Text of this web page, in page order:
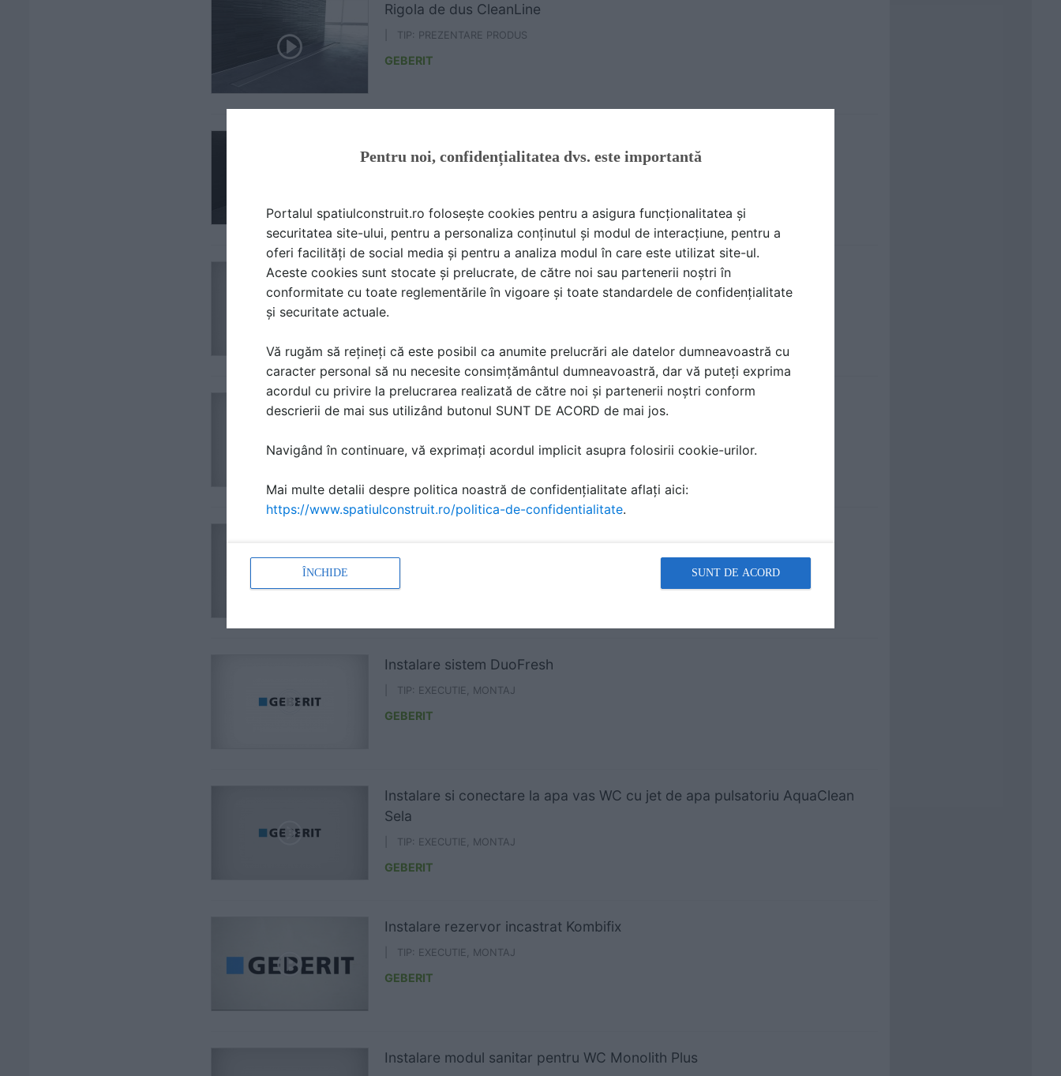
Rigola de dus CleanLine
| TIP: PREZENTARE PRODUS
GEBERIT
| TIP: EXECUTIE, MONTAJ
Instalare rezervor WC Duofix Omega H82
| TIP: EXECUTIE, MONTAJ
Vas WC cu jet de apa pulsatoriu AquaClean Sela
GEBERIT
| TIP: PREZENTARE PRODUS
GEBERIT
Instalare sistem DuoFresh
| TIP: EXECUTIE, MONTAJ
GEBERIT
Instalare si conectare la apa vas WC cu jet de apa pulsatoriu AquaClean
Sela
| TIP: EXECUTIE, MONTAJ
GEBERIT
Instalare rezervor incastrat Kombifix
| TIP: EXECUTIE, MONTAJ
GEBERIT
Instalare modul sanitar pentru WC Monolith Plus
Pentru noi, confidențialitatea dvs. este importantă
Portalul spatiulconstruit.ro folosește cookies pentru a asigura funcționalitatea și
securitatea site-ului, pentru a personaliza conținutul și modul de interacțiune, pentru a
oferi facilități de social media și pentru a analiza modul în care este utilizat site-ul.
Aceste cookies sunt stocate și prelucrate, de către noi sau partenerii noștri în
conformitate cu toate reglementările în vigoare și toate standardele de confidențialitate
și securitate actuale.
Vă rugăm să rețineți că este posibil ca anumite prelucrări ale datelor dumneavoastră cu
caracter personal să nu necesite consimțământul dumneavoastră, dar vă puteți exprima
acordul cu privire la prelucrarea realizată de către noi și partenerii noștri conform
descrierii de mai sus utilizând butonul SUNT DE ACORD de mai jos.
Navigând în continuare, vă exprimați acordul implicit asupra folosirii cookie-urilor.
Mai multe detalii despre politica noastră de confidențialitate aflați aici:
https://www.spatiulconstruit.ro/politica-de-confidentialitate.
ÎNCHIDE SUNT DE ACORD